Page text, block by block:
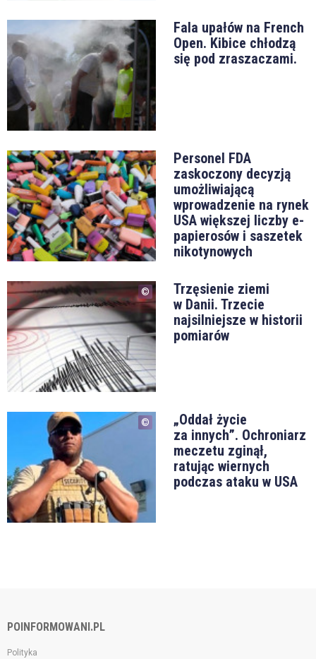
Fala upałów na French
Open. Kibice chłodzą
się pod zraszaczami.
Personel FDA
zaskoczony decyzją
umożliwiającą
wprowadzenie na rynek
USA większej liczby e-
papierosów i saszetek
nikotynowych
Trzęsienie ziemi
w Danii. Trzecie
najsilniejsze w historii
pomiarów
„Oddał życie
za innych”. Ochroniarz
meczetu zginął,
ratując wiernych
podczas ataku w USA
POINFORMOWANI.PL
Polityka